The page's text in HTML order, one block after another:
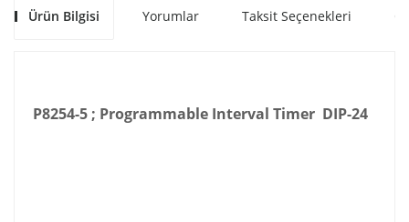
Ürün Bilgisi Yorumlar Taksit Seçenekleri
P8254-5 ; Programmable Interval Timer DIP-24